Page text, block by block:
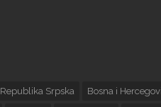
Republika Srpska Bosna i